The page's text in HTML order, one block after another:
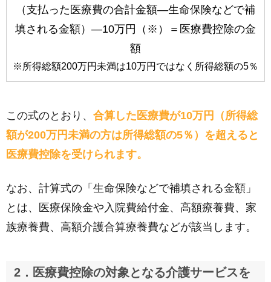
（支払った医療費の合計金額―生命保険などで補
填される金額）―10万円（※）＝医療費控除の金
額
※所得総額200万円未満は10万円ではなく所得総額の5％
この式のとおり、 合算した医療費が10万円（所得総
額が200万円未満の方は所得総額の5％）を超えると
医療費控除を受けられます。
なお、計算式の「生命保険などで補填される金額」
とは、医療保険金や入院費給付金、高額療養費、家
族療養費、高額介護合算療養費などが該当します。
2．医療費控除の対象となる介護サービスを